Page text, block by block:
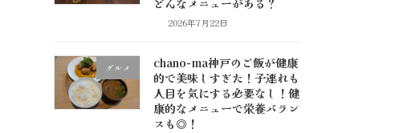
2026年7月22日
グルメ
chano-ma神戸のご飯が健康
的で美味しすぎた！子連れも
人目を気にする必要なし！健
康的なメニューで栄養バラン
スも◎！